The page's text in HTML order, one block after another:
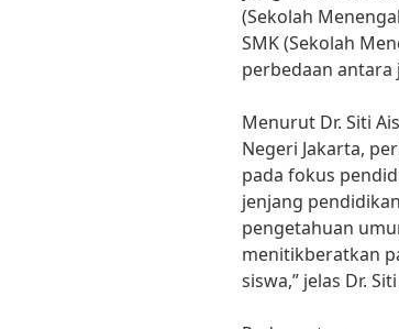
(Sekolah
SMK (Sekolah
perbedaan
Menurut Dr. Siti
Negeri Jakarta,
pada fokus
jenjang
pengetahuan
menitikberatkan
siswa,” jelas Dr.